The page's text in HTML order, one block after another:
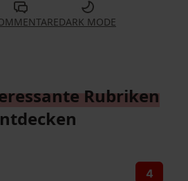
DARK MODE
Rubriken
4